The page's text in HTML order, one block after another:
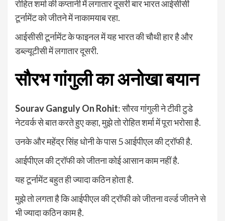
रोहित शर्मा की कप्तानी में लगातार दूसरी बार भारत आईसीसी
टूर्नामेंट को जीतने में नाकामयाब रहा.
आईसीसी टूर्नामेंट के फाइनल में यह भारत की चौथी हार है और
डब्ल्यूटीसी में लगातार दूसरी.
सौरभ गांगुली का अनोखा बयान
Sourav Ganguly On Rohit: सौरव गांगुली ने टीवी टुडे
नेटवर्क से बात करते हुए कहा, मुझे तो रोहित शर्मा में पूरा भरोसा है.
उनके और महेंद्र सिंह धोनी के पास 5 आईपीएल की ट्रॉफी है.
आईपीएल की ट्रॉफी को जीतना कोई आसान काम नहीं है.
यह टूर्नामेंट बहुत ही ज्यादा कठिन होता है.
मुझे तो लगता है कि आईपीएल की ट्रॉफी को जीतना वर्ल्ड जीतने से
भी ज्यादा कठिन काम है.